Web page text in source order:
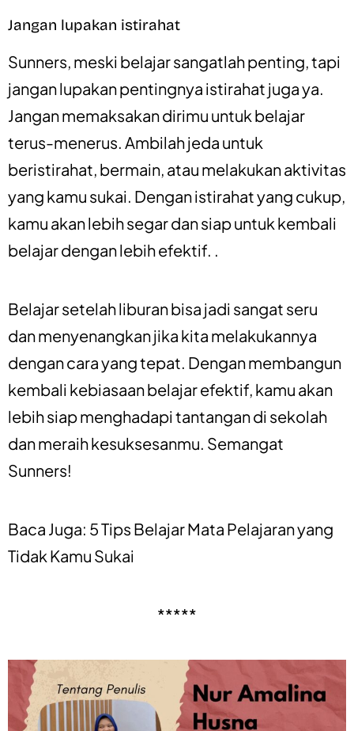
Jangan lupakan istirahat
Sunners, meski belajar sangatlah penting, tapi
jangan lupakan pentingnya istirahat juga ya.
Jangan memaksakan dirimu untuk belajar
terus-menerus. Ambilah jeda untuk
beristirahat, bermain, atau melakukan aktivitas
yang kamu sukai. Dengan istirahat yang cukup,
kamu akan lebih segar dan siap untuk kembali
belajar dengan lebih efektif. .
Belajar setelah liburan bisa jadi sangat seru
dan menyenangkan jika kita melakukannya
dengan cara yang tepat. Dengan membangun
kembali kebiasaan belajar efektif, kamu akan
lebih siap menghadapi tantangan di sekolah
dan meraih kesuksesanmu. Semangat
Sunners!
Baca Juga: 5 Tips Belajar Mata Pelajaran yang
Tidak Kamu Sukai
*****